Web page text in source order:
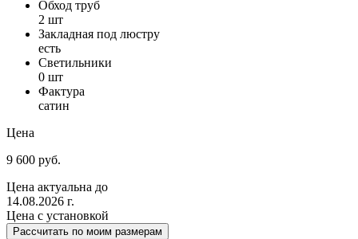
Обход труб
2 шт
Закладная под люстру
есть
Светильники
0 шт
Фактура
сатин
Цена
9 600 руб.
Цена актуальна до
14.08.2026 г.
Цена с установкой
Рассчитать по моим размерам